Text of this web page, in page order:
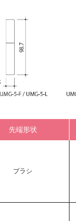
先端形状
ブラシ